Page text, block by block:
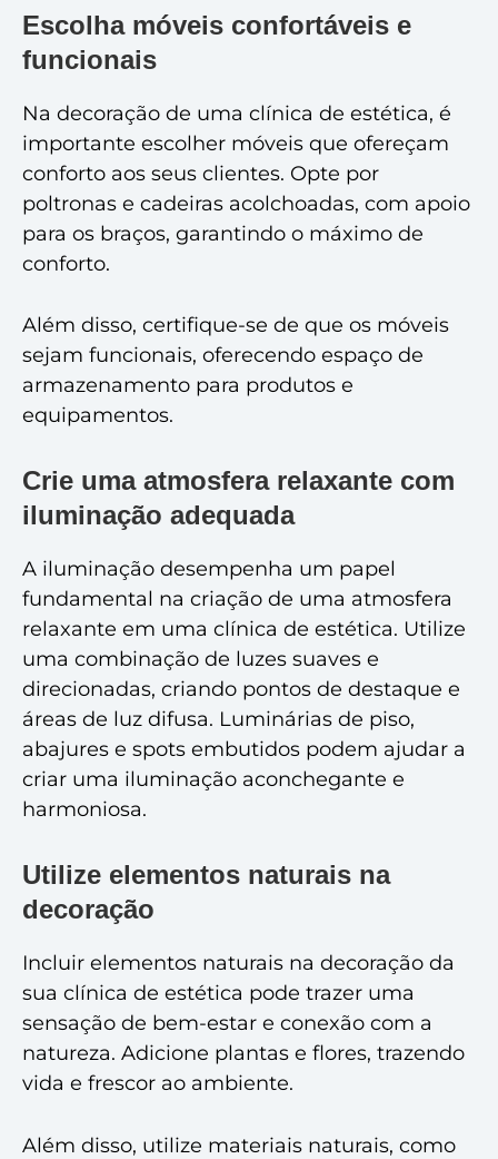
Escolha móveis confortáveis e
funcionais
Na decoração de uma clínica de estética, é
importante escolher móveis que ofereçam
conforto aos seus clientes. Opte por
poltronas e cadeiras acolchoadas, com apoio
para os braços, garantindo o máximo de
conforto.
Além disso, certifique-se de que os móveis
sejam funcionais, oferecendo espaço de
armazenamento para produtos e
equipamentos.
Crie uma atmosfera relaxante com
iluminação adequada
A iluminação desempenha um papel
fundamental na criação de uma atmosfera
relaxante em uma clínica de estética. Utilize
uma combinação de luzes suaves e
direcionadas, criando pontos de destaque e
áreas de luz difusa. Luminárias de piso,
abajures e spots embutidos podem ajudar a
criar uma iluminação aconchegante e
harmoniosa.
Utilize elementos naturais na
decoração
Incluir elementos naturais na decoração da
sua clínica de estética pode trazer uma
sensação de bem-estar e conexão com a
natureza. Adicione plantas e flores, trazendo
vida e frescor ao ambiente.
Além disso, utilize materiais naturais, como